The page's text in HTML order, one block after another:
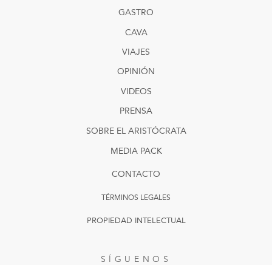
GASTRO
CAVA
VIAJES
OPINIÓN
VIDEOS
PRENSA
SOBRE EL ARISTÓCRATA
MEDIA PACK
SÍGUENOS
PROPIEDAD INTELECTUAL
TÉRMINOS LEGALES
CONTACTO